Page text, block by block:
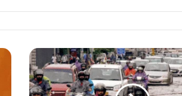
केरल
में
मूसलधार
बारिश